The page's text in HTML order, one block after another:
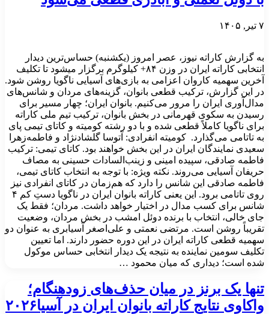
۷ تیر, ۱۴۰۵
به گزارش کاراته نیوز، عصر امروز (یکشنبه) حساس‌ترین دیدار
انتخابی کاراته ایران در وزن ۸۴+ کیلوگرم برگزار میشود تا تکلیف
آخرین سهمیه کاروان اعزامی به بازی‌های آسیایی ناگویا روشن شود.
در این گزارش، ترکیب قطعی بانوان، گزینه‌های مردان و شانس‌های
مدال‌آوری ایران را مرور می‌کنیم. بانوان ایران؛ چهار مسیر برای
رسیدن به سکوی قهرمانی در بخش بانوان، ترکیب تیم ملی کاراته
برای ناگویا کاملاً قطعی شده و با دو رشته کومیته و کاتای تیمی پای
به تاتامی می‌گذارد. کومیته انفرادی: آتوسا گلشاد‌نژاد و فاطمه‌زهرا
سعیدی نمایندگان ایران در این بخش خواهند بود. کاتای تیمی: ترکیب
فاطمه صادقی، سپیده امینی و زینب‌السادات حسینی به مصاف
حریفان آسیایی می‌روند. نکته ویژه: با توجه به انتخاب کاتای تیمی،
فاطمه صادقی این شانس را دارد که هم‌زمان در کاتای انفرادی نیز
روی تاتامی برود. این یعنی کاراته بانوان ایران در ناگویا دستِ کم ۴
شانس برای کسب مدال در اختیار خواهد داشت. مردان؛ فقط یک
جای خالی، انتخاب با برنده دوئل امشب در بخش مردان، وضعیت
تقریباً روشن است. مرتضی نعمتی و علی‌اصغر آسیابری به عنوان دو
سهمیه قطعی کاراته ایران در این دوره حضور دارند. اما تعیین
تکلیف سومین نماینده به نتیجه یک دیدار انتخابی حساس موکول
شده است؛ دیداری که میان محمود …
تنها یک برنز در میان حذف‌های زودهنگام؛
واکاوی نتایج کاراته بانوان ایران در آسیا۲۰۲۶